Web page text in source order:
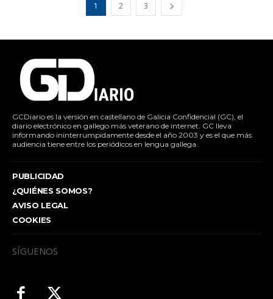
1 2 3
GCDiario es la versión en castellano de Galicia Confidencial (GC), el
diario electrónico en gallego más veterano de internet. GC lleva
informando ininterrumpidamente desde el año 2003 y es el que más
audiencia tiene entre los periódicos en lengua gallega.
PUBLICIDAD
¿QUIÉNES SOMOS?
AVISO LEGAL
COOKIES
SÍGUENOS